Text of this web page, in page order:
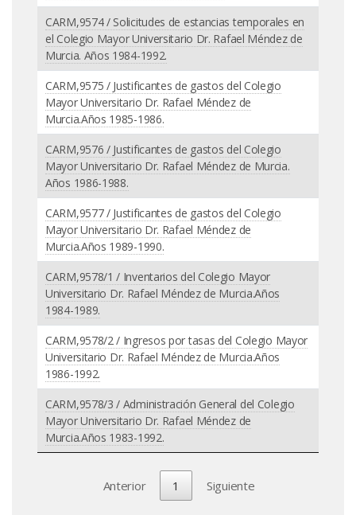
CARM,9574 / Solicitudes de estancias temporales en
el Colegio Mayor Universitario Dr. Rafael Méndez de
Murcia. Años 1984-1992.
CARM,9575 / Justificantes de gastos del Colegio
Mayor Universitario Dr. Rafael Méndez de
Murcia.Años 1985-1986.
CARM,9576 / Justificantes de gastos del Colegio
Mayor Universitario Dr. Rafael Méndez de Murcia.
Años 1986-1988.
CARM,9577 / Justificantes de gastos del Colegio
Mayor Universitario Dr. Rafael Méndez de
Murcia.Años 1989-1990.
CARM,9578/1 / Inventarios del Colegio Mayor
Universitario Dr. Rafael Méndez de Murcia.Años
1984-1989.
CARM,9578/2 / Ingresos por tasas del Colegio Mayor
Universitario Dr. Rafael Méndez de Murcia.Años
1986-1992.
CARM,9578/3 / Administración General del Colegio
Mayor Universitario Dr. Rafael Méndez de
Murcia.Años 1983-1992.
Anterior 1 Siguiente